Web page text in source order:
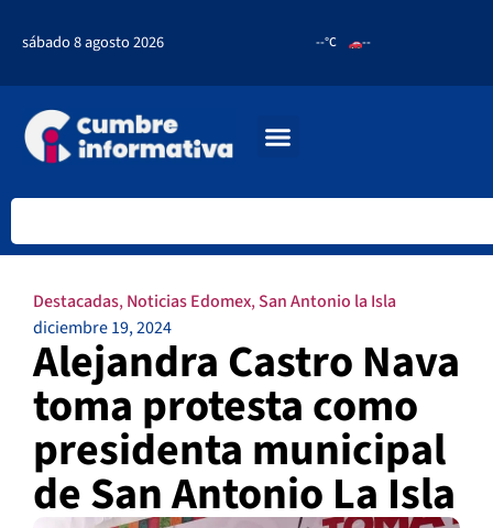
sábado 8 agosto 2026 --°C --
Destacadas,Noticias Edomex,San Antonio la Isla
diciembre 19, 2024
Alejandra Castro Nava
toma protesta como
presidenta municipal
de San Antonio La Isla